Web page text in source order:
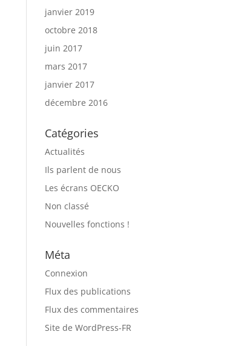
janvier 2019
octobre 2018
juin 2017
mars 2017
janvier 2017
décembre 2016
Catégories
Actualités
Ils parlent de nous
Les écrans OECKO
Non classé
Nouvelles fonctions !
Méta
Connexion
Flux des publications
Flux des commentaires
Site de WordPress-FR